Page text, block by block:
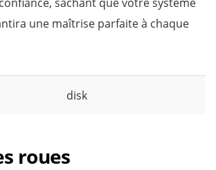
sachant que votre système
une maîtrise parfaite à chaque
disk
roues